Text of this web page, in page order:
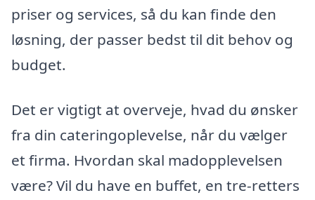
priser og services, så du kan finde den
løsning, der passer bedst til dit behov og
budget.
Det er vigtigt at overveje, hvad du ønsker
fra din cateringoplevelse, når du vælger
et firma. Hvordan skal madopplevelsen
være? Vil du have en buffet, en tre-retters